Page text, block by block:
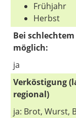
Frühjahr
Herbst
Bei
möglich:
ja
Verköstigung
regional)
ja: Brot, Wurst,